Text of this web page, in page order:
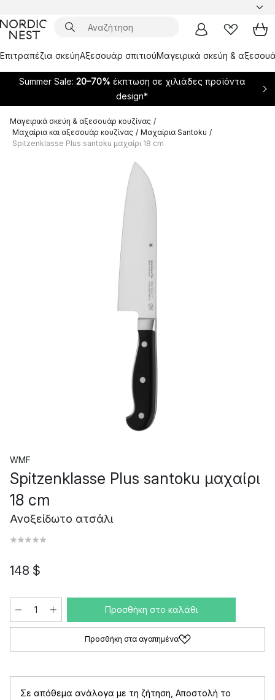
Επιτραπέζια σκεύηΑξεσουάρ σπιτιούΜαγειρικά σκεύη &
Summer Sale: 20–70% έκπτωση σε χιλιάδες προϊόντα
design*
Μαγειρικά σκεύη & αξεσουάρ κουζίνας /
Μαχαίρια και αξεσουάρ κουζίνας / Μαχαίρια Santoku /
Spitzenklasse Plus santoku μαχαίρι 18 cm
WMF
Spitzenklasse Plus santoku μαχαίρι
18 cm
Ανοξείδωτο ατσάλι
148 $
Προσθήκη στο καλάθι
Προσθήκη στα αγαπημένα
Σε απόθεμα ανάλογα με τη ζήτηση Αποστολή το